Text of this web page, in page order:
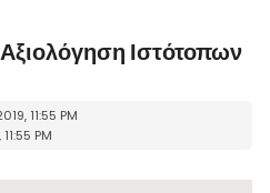
Ιστότοπων
11:55 PM
PM